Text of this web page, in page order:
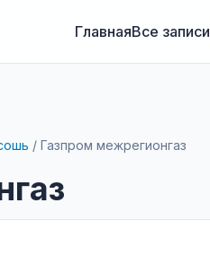
ГлавнаяВсе записи
/ Газпром межрегионгаз